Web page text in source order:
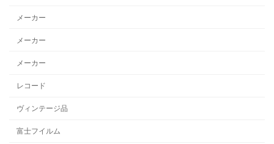
メーカー
メーカー
メーカー
レコード
ヴィンテージ品
富士フイルム